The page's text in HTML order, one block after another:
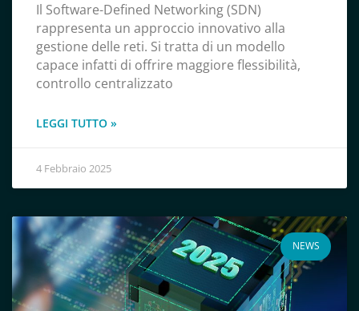
Il Software-Defined Networking (SDN)
rappresenta un approccio innovativo alla
gestione delle reti. Si tratta di un modello
capace infatti di offrire maggiore flessibilità,
controllo centralizzato
LEGGI TUTTO »
4 Febbraio 2025
NEWS